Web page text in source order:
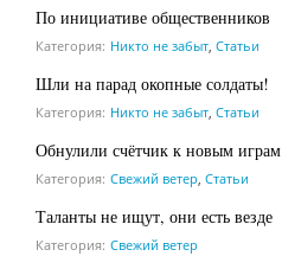
По инициативе общественников
Категория: Никто не забыт, Статьи
Шли на парад окопные солдаты!
Категория: Никто не забыт, Статьи
Обнулили счётчик к новым играм
Категория: Свежий ветер, Статьи
Таланты не ищут, они есть везде
Категория: Свежий ветер